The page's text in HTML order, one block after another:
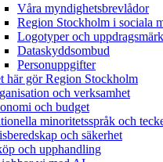
Våra myndighetsbrevlådor
Region Stockholm i sociala
Logotyper och
Dataskyddsombud
Personuppgifter
här gör Region Stockholm
och verksamhet
och budget
minoritetsspråk och
och säkerhet
och upphandling